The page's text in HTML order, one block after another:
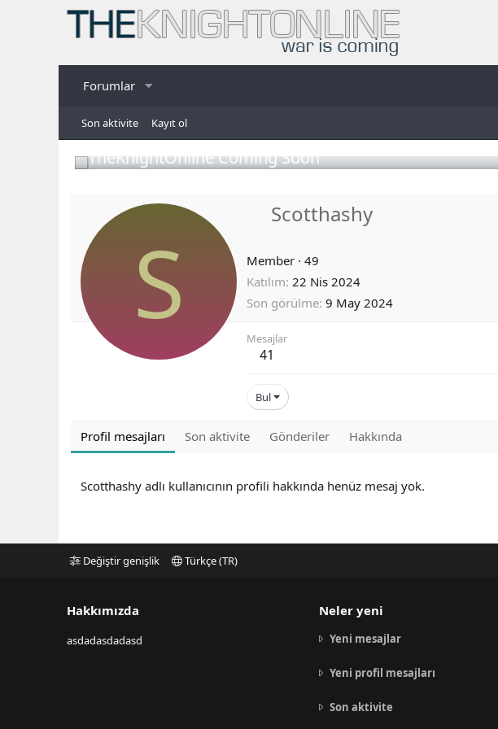
Forumlar
Son aktivite Kayıt ol
TheKnightOnline Coming Soon
S
Scotthashy
Member · 49
Katılım 22 Nis 2024
Son görülme 9 May 2024
Mesajlar
41
Bul
Profil mesajları Son aktivite Gönderiler Hakkında
Scotthashy adlı kullanıcının profili hakkında henüz mesaj yok.
Değiştir genişlik Türkçe (TR)
Hakkımızda
asdadasdadasd
Neler yeni
Yeni mesajlar
Yeni profil mesajları
Son aktivite